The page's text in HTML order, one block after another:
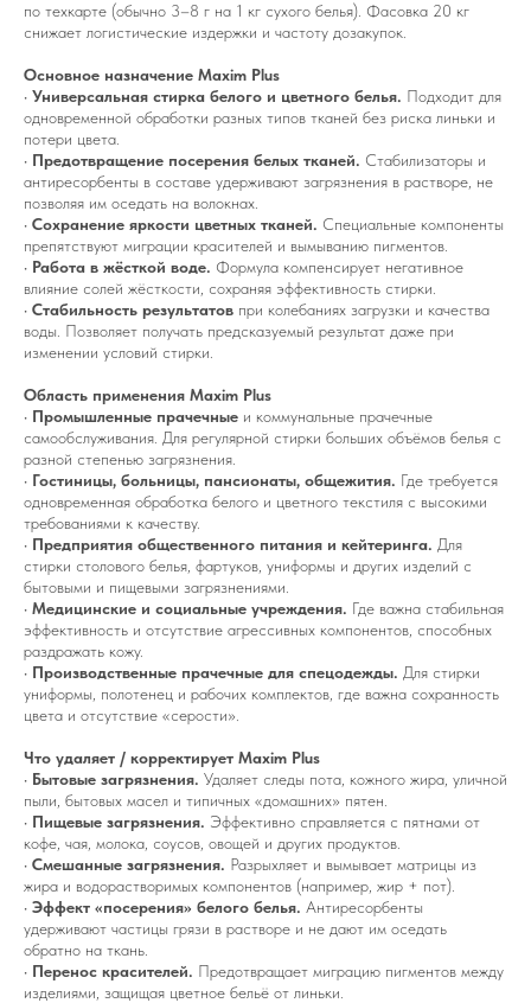
по техкарте (обычно 3–8 г на 1 кг сухого белья). Фасовка 20 кг
снижает логистические издержки и частоту дозакупок.
Основное назначение Maxim Plus
• Универсальная стирка белого и цветного белья. Подходит для
одновременной обработки разных типов тканей без риска линьки и
потери цвета.
• Предотвращение посерения белых тканей. Стабилизаторы и
антиресорбенты в составе удерживают загрязнения в растворе, не
позволяя им оседать на волокнах.
• Сохранение яркости цветных тканей. Специальные компоненты
препятствуют миграции красителей и вымыванию пигментов.
• Работа в жёсткой воде. Формула компенсирует негативное
влияние солей жёсткости, сохраняя эффективность стирки.
• Стабильность результатов при колебаниях загрузки и качества
воды. Позволяет получать предсказуемый результат даже при
изменении условий стирки.
Область применения Maxim Plus
• Промышленные прачечные и коммунальные прачечные
самообслуживания. Для регулярной стирки больших объёмов белья с
разной степенью загрязнения.
• Гостиницы, больницы, пансионаты, общежития. Где требуется
одновременная обработка белого и цветного текстиля с высокими
требованиями к качеству.
• Предприятия общественного питания и кейтеринга. Для
стирки столового белья, фартуков, униформы и других изделий с
бытовыми и пищевыми загрязнениями.
• Медицинские и социальные учреждения. Где важна стабильная
эффективность и отсутствие агрессивных компонентов, способных
раздражать кожу.
• Производственные прачечные для спецодежды. Для стирки
униформы, полотенец и рабочих комплектов, где важна сохранность
цвета и отсутствие «серости».
Что удаляет / корректирует Maxim Plus
• Бытовые загрязнения. Удаляет следы пота, кожного жира, уличной
пыли, бытовых масел и типичных «домашних» пятен.
• Пищевые загрязнения. Эффективно справляется с пятнами от
кофе, чая, молока, соусов, овощей и других продуктов.
• Смешанные загрязнения. Разрыхляет и вымывает матрицы из
жира и водорастворимых компонентов (например, жир + пот).
• Эффект «посерения» белого белья. Антиресорбенты
удерживают частицы грязи в растворе и не дают им оседать
обратно на ткань.
• Перенос красителей. Предотвращает миграцию пигментов между
изделиями, защищая цветное бельё от линьки.